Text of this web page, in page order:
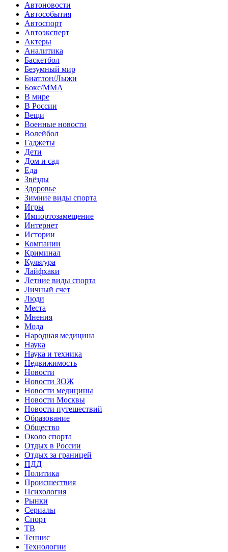
Автоновости
Автособытия
Автоспорт
Автоэксперт
Актеры
Аналитика
Баскетбол
Безумный мир
Биатлон/Лыжи
Бокс/MMA
В мире
В России
Вещи
Военные новости
Волейбол
Гаджеты
Дети
Дом и сад
Еда
Звёзды
Здоровье
Зимние виды спорта
Игры
Импортозамещение
Интернет
Истории
Компании
Криминал
Культура
Лайфхаки
Летние виды спорта
Личный счет
Люди
Места
Мнения
Мода
Народная медицина
Наука
Наука и техника
Недвижимость
Новости
Новости ЗОЖ
Новости медицины
Новости Москвы
Новости путешествий
Образование
Общество
Около спорта
Отдых в России
Отдых за границей
ПДД
Политика
Происшествия
Психология
Рынки
Сериалы
Спорт
ТВ
Теннис
Технологии